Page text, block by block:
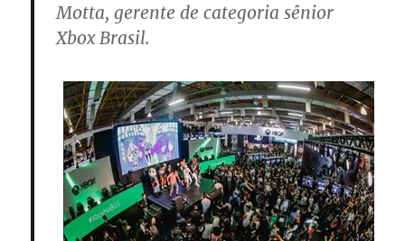
Motta, gerente de categoria sênior
Xbox Brasil.